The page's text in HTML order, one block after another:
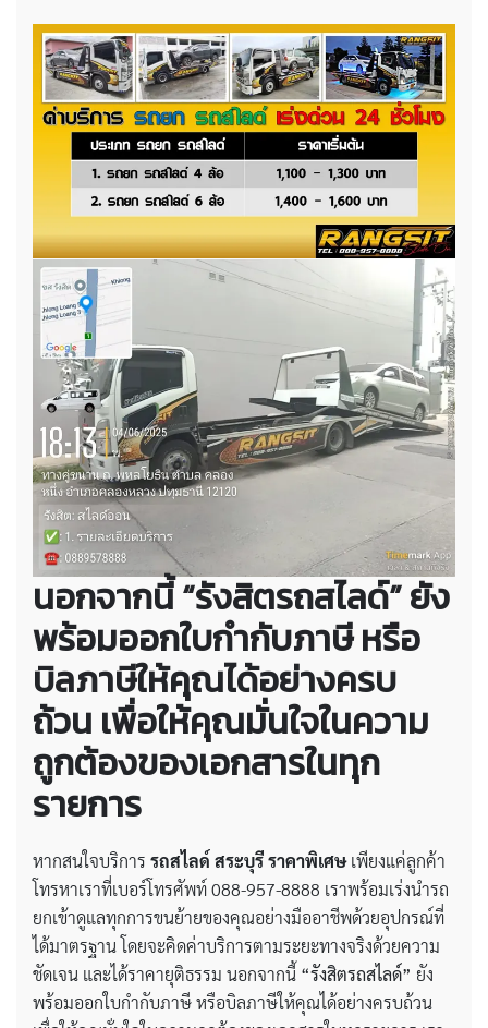
นอกจากนี้ “รังสิตรถสไลด์” ยัง
พร้อมออกใบกำกับภาษี หรือ
บิลภาษีให้คุณได้อย่างครบ
ถ้วน เพื่อให้คุณมั่นใจในความ
ถูกต้องของเอกสารในทุก
รายการ
หากสนใจบริการ รถสไลด์ สระบุรี ราคาพิเศษเพียงแค่ลูกค้า
โทรหาเราที่เบอร์โทรศัพท์ 088-957-8888 เราพร้อมเร่งนำรถ
ยกเข้าดูแลทุกการขนย้ายของคุณอย่างมืออาชีพด้วยอุปกรณ์ที่
ได้มาตรฐาน โดยจะคิดค่าบริการตามระยะทางจริงด้วยความ
ชัดเจน และได้ราคายุติธรรม นอกจากนี้ “รังสิตรถสไลด์” ยัง
พร้อมออกใบกำกับภาษี หรือบิลภาษีให้คุณได้อย่างครบถ้วน